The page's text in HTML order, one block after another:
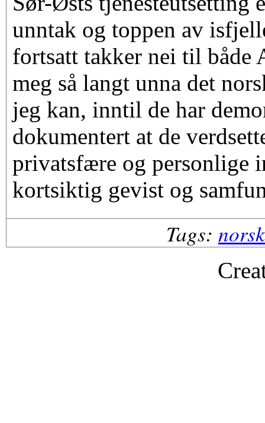
unntak og toppen av
fortsatt takker nei til både
meg så langt unna det
jeg kan, inntil de har
dokumentert at de
privatsfære og personlige
kortsiktig gevist og
Tags: norsk